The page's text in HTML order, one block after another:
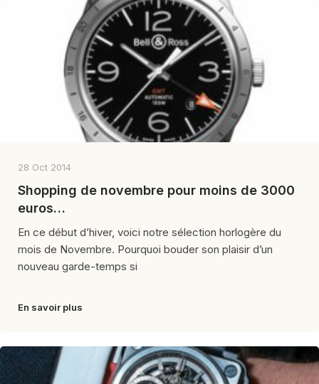
28 Oct 2014
Shopping de novembre pour moins de 3000
euros…
En ce début d’hiver, voici notre sélection horlogère du
mois de Novembre. Pourquoi bouder son plaisir d’un
nouveau garde-temps si
En savoir plus